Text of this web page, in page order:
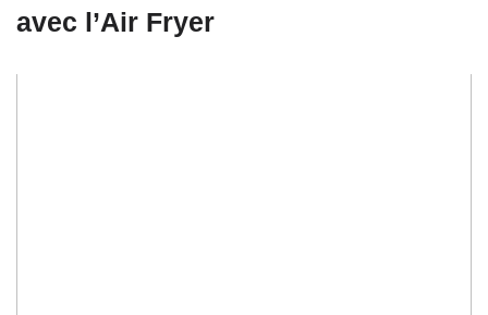
avec l’Air Fryer